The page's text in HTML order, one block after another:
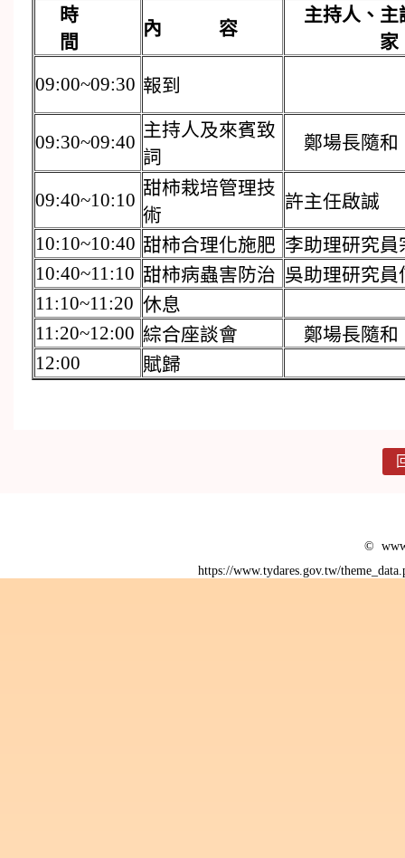
時
間
內 容
主持人、主
09:00~09:30 報到
09:30~09:40
主持人及來賓致
詞
鄭場長隨和
09:40~10:10
甜柿栽培管理技
術
許主任啟誠
10:10~10:40 甜柿合理化施肥 李助理研究員
10:40~11:10 甜柿病蟲害防治 吳助理研究員
11:10~11:20 休息
11:20~12:00 綜合座談會
鄭場長隨和
12:00
賦歸
©
https://www.tydares.gov.tw/